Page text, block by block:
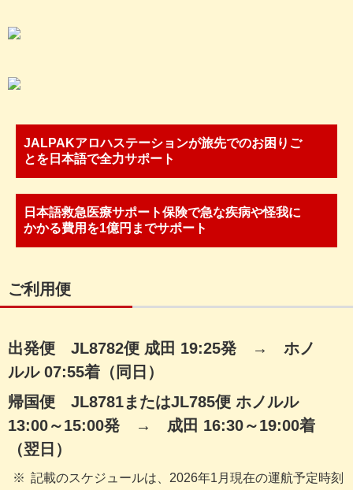
JALPAKアロハステーションが旅先でのお困りご
とを日本語で全力サポート
日本語救急医療サポート保険で急な疾病や怪我に
かかる費用を1億円までサポート
ご利用便
出発便 JL8782便 成田 19:25発 → ホノ
ルル 07:55着（同日）
帰国便 JL8781またはJL785便 ホノルル
13:00～15:00発 → 成田 16:30～19:00着
（翌日）
記載のスケジュールは、2026年1月現在の運航予定時刻